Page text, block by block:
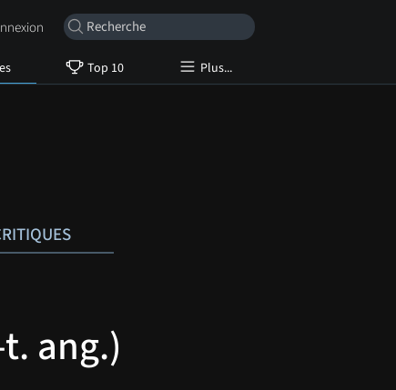
Top 10 Plus...
ang.)